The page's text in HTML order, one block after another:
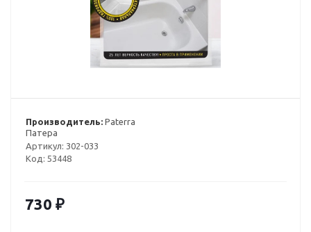
Производитель: Paterra
Патера
Артикул: 302-033
Код: 53448
730 ₽